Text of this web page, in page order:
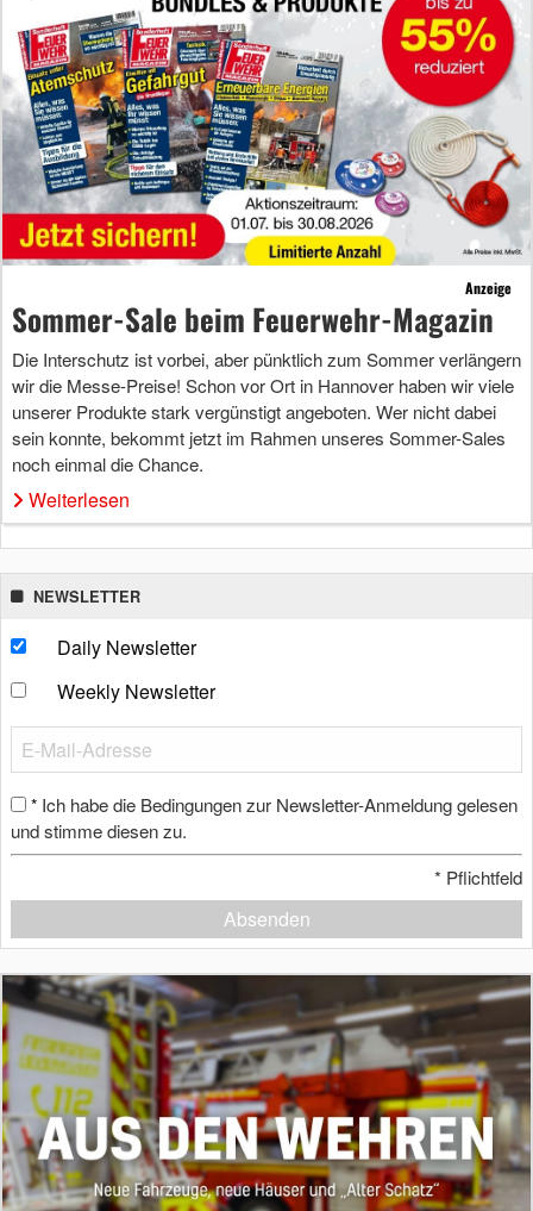
Anzeige
Sommer-Sale beim Feuerwehr-Magazin
Die Interschutz ist vorbei, aber pünktlich zum Sommer verlängern
wir die Messe-Preise! Schon vor Ort in Hannover haben wir viele
unserer Produkte stark vergünstigt angeboten. Wer nicht dabei
sein konnte, bekommt jetzt im Rahmen unseres Sommer-Sales
noch einmal die Chance.
Weiterlesen
NEWSLETTER
Daily Newsletter
Weekly Newsletter
* Ich habe die Bedingungen zur Newsletter-Anmeldung gelesen
und stimme diesen zu.
* Pflichtfeld
Absenden